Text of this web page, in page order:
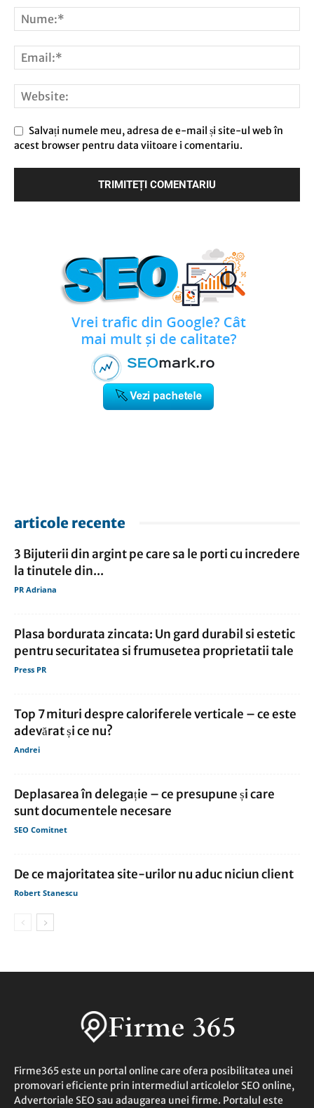
Salvați numele meu, adresa de e-mail și site-ul web în
acest browser pentru data viitoare i comentariu.
articole recente
3 Bijuterii din argint pe care sa le porti cu incredere
la tinutele din...
PR Adriana
Plasa bordurata zincata: Un gard durabil si estetic
pentru securitatea si frumusetea proprietatii tale
Press PR
Top 7 mituri despre caloriferele verticale – ce este
adevărat și ce nu?
Andrei
Deplasarea în delegație – ce presupune și care
sunt documentele necesare
SEO Comitnet
De ce majoritatea site-urilor nu aduc niciun client
Robert Stanescu
Firme365 este un portal online care ofera posibilitatea unei
promovari eficiente prin intermediul articolelor SEO online,
Advertoriale SEO sau adaugarea unei firme. Portalul este